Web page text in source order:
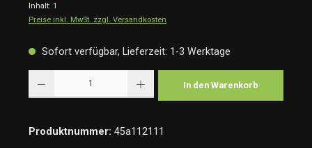
Inhalt: 1
Preise inkl. MwSt. zzgl. Versandkosten
Sofort verfügbar, Lieferzeit: 1-3 Werktage
In den Warenkorb
Produktnummer: 45a112111